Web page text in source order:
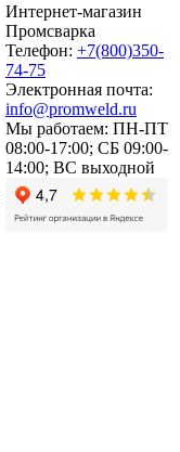
Интернет-магазин
Промсварка
Телефон: +7(800)350-
74-75
Электронная почта:
info@promweld.ru
Мы работаем: ПН-ПТ
08:00-17:00; СБ 09:00-
14:00; ВС выходной